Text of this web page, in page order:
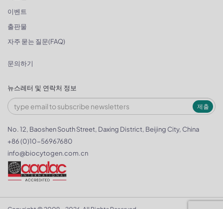
이벤트
출판물
자주 묻는 질문(FAQ)
문의하기
뉴스레터 및 연락처 정보
제출
No. 12, Baoshen South Street, Daxing District, Beijing City, China
+86 (0)10-56967680
info@biocytogen.com.cn